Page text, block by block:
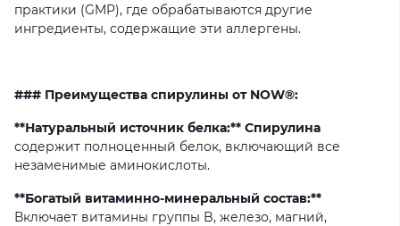
практики (GMP), где обрабатываются другие
ингредиенты, содержащие эти аллергены.
### Преимущества спирулины от NOW®:
**Натуральный источник белка:** Спирулина
содержит полноценный белок, включающий все
незаменимые аминокислоты.
**Богатый витаминно-минеральный состав:**
Включает витамины группы B, железо, магний,